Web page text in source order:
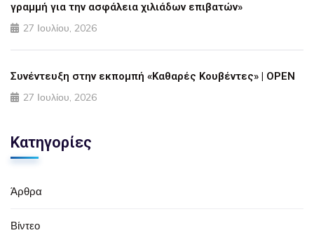
γραμμή για την ασφάλεια χιλιάδων επιβατών»
27 Ιουλίου, 2026
Συνέντευξη στην εκπομπή «Καθαρές Κουβέντες» | OPEN
27 Ιουλίου, 2026
Κατηγορίες
Άρθρα
Βίντεο